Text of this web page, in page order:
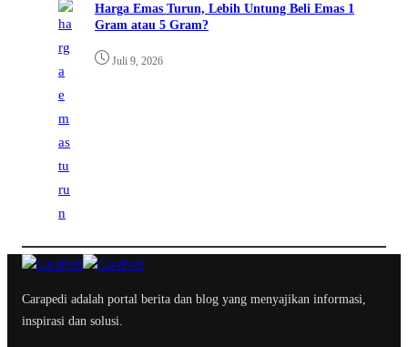
Harga Emas Turun, Lebih Untung Beli Emas 1
Gram atau 5 Gram?
Juli 9, 2026
Carapedi adalah portal berita dan blog yang menyajikan informasi,
inspirasi dan solusi.